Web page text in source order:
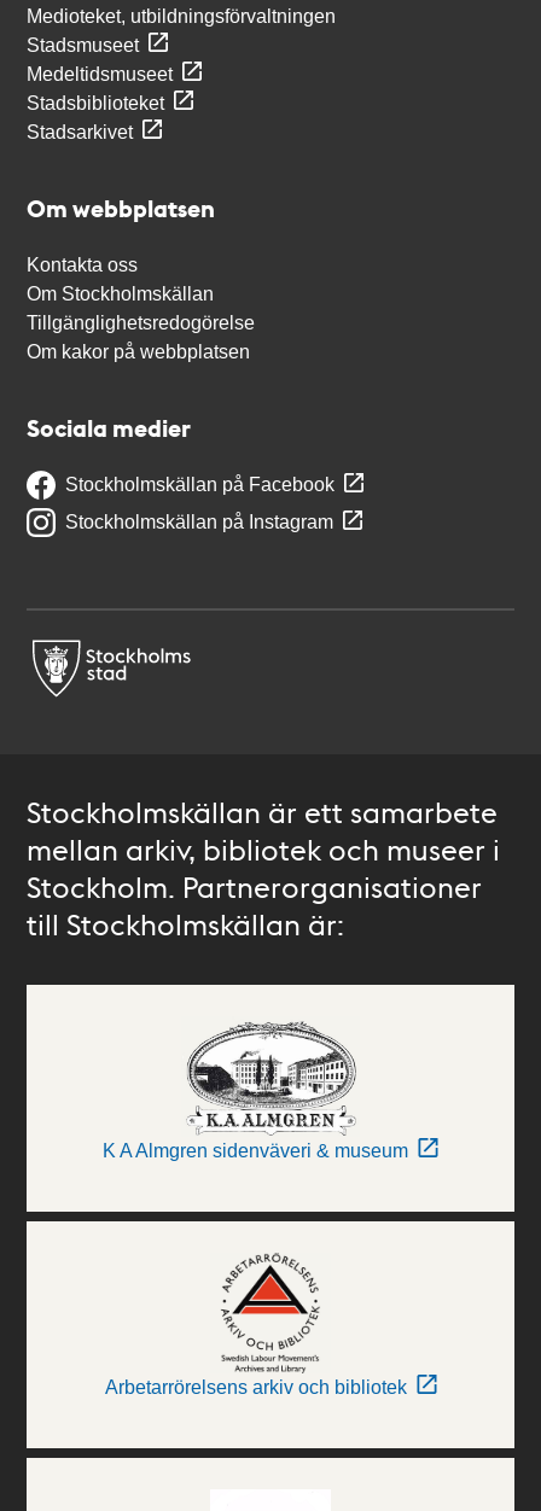
Medioteket, utbildningsförvaltningen
Stadsmuseet
Medeltidsmuseet
Stadsbiblioteket
Stadsarkivet
Om webbplatsen
Kontakta oss
Om Stockholmskällan
Tillgänglighetsredogörelse
Om kakor på webbplatsen
Sociala medier
Stockholmskällan på Facebook
Stockholmskällan på Instagram
Stockholmskällan är ett samarbete
mellan arkiv, bibliotek och museer i
Stockholm. Partnerorganisationer
till Stockholmskällan är:
K A Almgren sidenväveri & museum
Arbetarrörelsens arkiv och bibliotek